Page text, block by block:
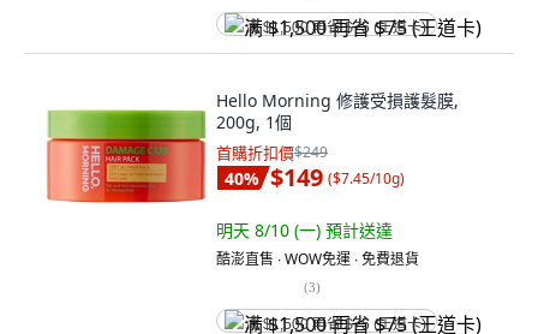
满 $1,500 再省 $75 (王道卡)
Hello Morning 修護受損護髮膜,
200g, 1個
首購折扣價$249
40% $149 ($7.45/10g)
明天 8/10 (一) 預計送達
酷澎直售 ∙ WOW免運 ∙ 免費退貨
(3)
满 $1,500 再省 $75 (王道卡)